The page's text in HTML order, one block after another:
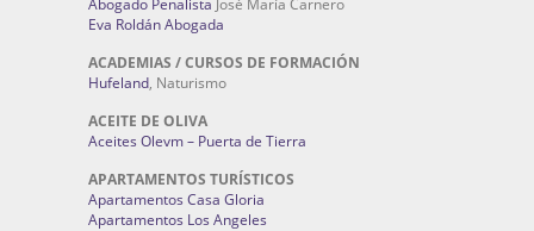
Abogado Penalista José María Carnero
Eva Roldán Abogada
ACADEMIAS / CURSOS DE FORMACIÓN
Hufeland, Naturismo
ACEITE DE OLIVA
Aceites Olevm – Puerta de Tierra
APARTAMENTOS TURÍSTICOS
Apartamentos Casa Gloria
Apartamentos Los Angeles